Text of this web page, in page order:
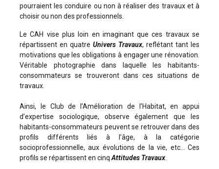
pourraient les conduire ou non à réaliser des travaux et à
choisir ou non des professionnels.
Le CAH vise plus loin en imaginant que ces travaux se
répartissent en quatre Univers Travaux, reflétant tant les
motivations que les obligations à engager une rénovation.
Véritable photographie dans laquelle les habitants-
consommateurs se trouveront dans ces situations de
travaux.
Ainsi, le Club de l’Amélioration de l’Habitat, en appui
d’expertise sociologique, observe également que les
habitants-consommateurs peuvent se retrouver dans des
profils différents liés à l’âge, à la catégorie
socioprofessionnelle, aux évolutions de la vie, etc… Ces
profils se répartissent en cinqAttitudes Travaux.